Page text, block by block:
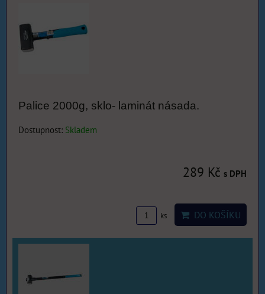
Palice 2000g, sklo- laminát násada.
Dostupnost: Skladem
289 Kč s DPH
ks DO KOŠÍKU